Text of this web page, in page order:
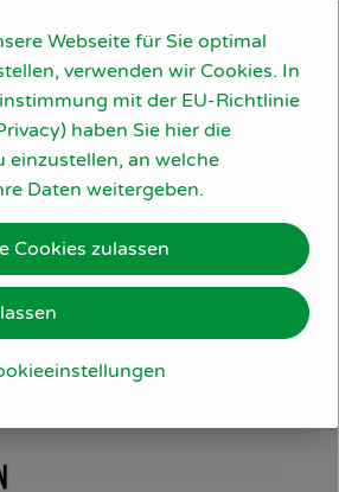
Webseite für Sie optimal
verwenden wir Cookies. In
mit der EU-Richtlinie
haben Sie hier die
einzustellen, an welche
Daten weitergeben.
Cookies zulassen